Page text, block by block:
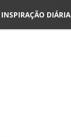
INSPIRAÇÃO DIÁRIA